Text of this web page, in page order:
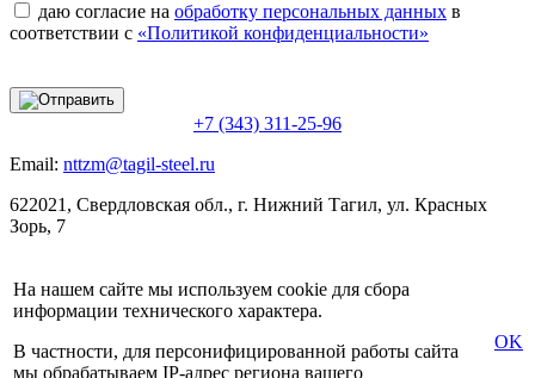
даю согласие на обработку персональных данных в
соответствии с «Политикой конфиденциальности»
+7 (343) 311-25-96
Email: nttzm@tagil-steel.ru
622021, Свердловская обл., г. Нижний Тагил, ул. Красных
Зорь, 7
На нашем сайте мы используем cookie для сбора
информации технического характера.
В частности, для персонифицированной работы сайта
мы обрабатываем IP-адрес региона вашего
OK